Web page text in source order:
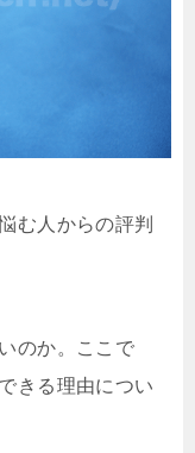
む人からの評判
のか。ここで
きる理由につい